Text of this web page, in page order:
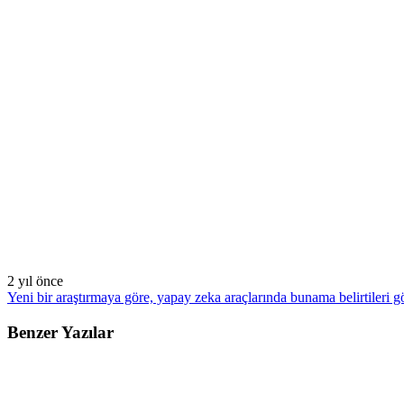
2 yıl önce
Yeni bir araştırmaya göre, yapay zeka araçlarında bunama belirtileri
Benzer Yazılar